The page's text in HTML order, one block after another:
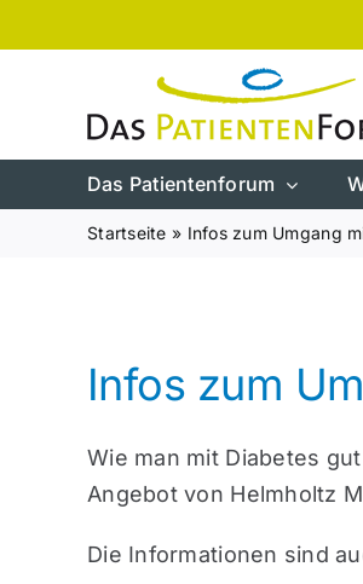
Inhalt
Das Patientenforum
Startseite » Infos zum Umgang
Infos zum
Wie man mit Diabetes
Angebot von Helmholtz
Die Informationen sind